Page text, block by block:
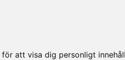
att visa dig personligt